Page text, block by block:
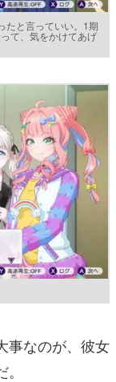
たと言っていい。1期
て、気をかけてあげ
事なのが、彼女